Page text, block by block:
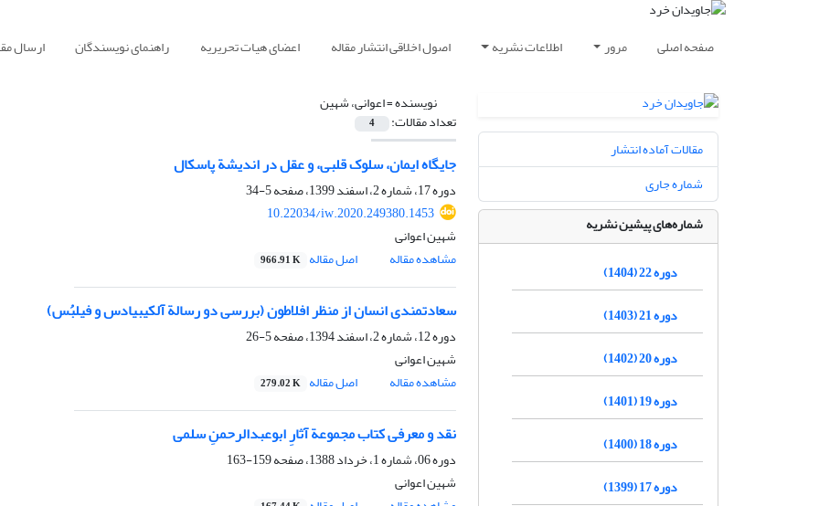
صفحه اصلی مرور اطلاعات نشریه اصول اخلاقی انتشار مقاله اعضای هیات تحریریه راهنمای نویسندگان ارسال
نویسنده =اعوانی، شهین
تعداد مقالات: 4
جایگاه ایمان، سلوک قلبی، و عقل در اندیشة پاسکال
دوره 17، شماره 2، اسفند 1399، صفحه
5-34
10.22034/iw.2020.249380.1453
شهین اعوانی
مشاهده مقاله
اصل مقاله 966.91 K
سعادتمندی انسان از منظر افلاطون (بررسی دو رسالة آلکیبیادس و فیلبُس)
دوره 12، شماره 2، اسفند 1394، صفحه
5-26
شهین اعوانی
مشاهده مقاله
اصل مقاله 279.02 K
نقد و معرفی کتاب مجموعة آثارِ ابوعبدالرحمنِ سلمی
دوره 06، شماره 1، خرداد 1388، صفحه
159-163
شهین اعوانی
مقالات آماده انتشار
شماره جاری
شماره‌های پیشین نشریه
دوره 22 (1404)
دوره 21 (1403)
دوره 20 (1402)
دوره 19 (1401)
دوره 18 (1400)
دوره 17 (1399)